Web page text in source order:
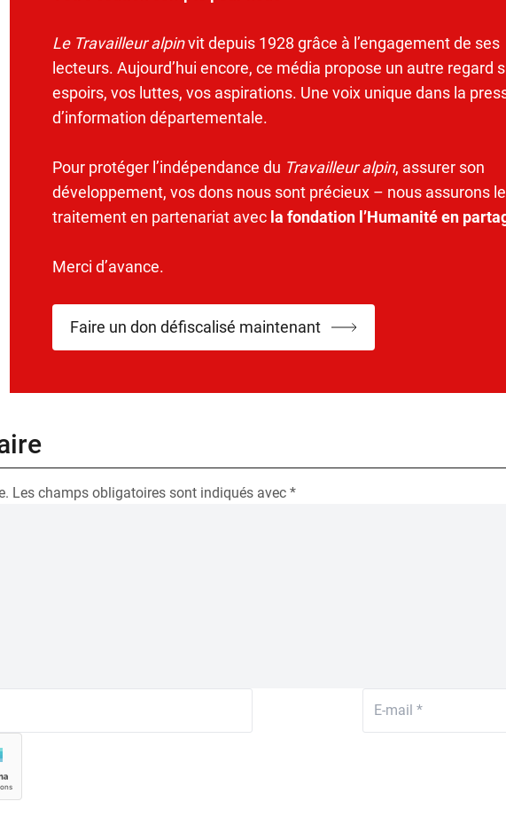
Le Travailleur alpinvit depuis 1928 grâce à l’engagement de ses
lecteurs. Aujourd’hui encore, ce média propose un autre regard
espoirs, vos luttes, vos aspirations. Une voix unique dans la
d’information départementale.
Pour protéger l’indépendance du Travailleur alpin, assurer son
développement, vos dons nous sont précieux – nous assurons
traitement en partenariat avec la fondation l’Humanité en
Merci d’avance.
Faire un don défiscalisé maintenant
Les champs obligatoires sont indiqués avec *